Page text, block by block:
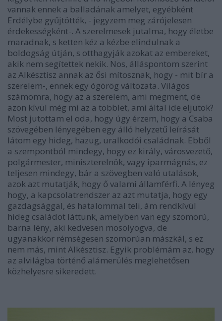
vannak ennek a balladának amelyet, egyébként
Erdélybe gyűjtötték, - jegyzem meg zárójelesen
érdekességként-. A szerelmesek jutalma, hogy életbe
maradnak, s ketten kéz a kézbe elindulnak a
boldogság útján, s otthagyják azokat az embereket,
akik nem segítettek nekik. Nos, álláspontom szerint
az Alkésztisz annak az ősi mítosznak, hogy - mit bír a
szerelem-, ennek egy ógörög változata. Világos
számomra, hogy az a szerelem, ami megment, de
azon kívül még mi az a többlet, ami által ide eljutok?
Most jutottam el oda, hogy úgy érzem, hogy a Csaba
szövegében lényegében egy álló helyzetű leírását
látom egy hideg, hazug, uralkodói családnak. Ebből
a szempontból mindegy, hogy ez király, városvezető,
polgármester, miniszterelnök, vagy iparmágnás, ez
teljesen mindegy, bár a szövegben való utalások,
azok azt mutatják, hogy ő valami államférfi. A lényeg
hogy, a kapcsolatrendszer az azt mutatja, hogy egy
gazdagsággal, és hatalommal teli, ám rendkívül
hideg családot láttunk, amelyben van egy szomorú,
barna lény, aki kedvesen mosolyogva, de
ugyanakkor rémségesen szomorúan mászkál, s ez
nem más, mint Alkésztisz. Egyik problémám az, hogy
az alvilágba történő alámerülés meglehetősen
közhelyesre sikeredett.